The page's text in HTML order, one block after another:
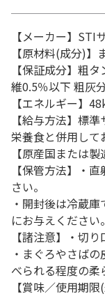
【メーカー】STI
【原材料(成分)
【保証成分】粗
維0.5％以下 粗灰
【エネルギー】
【給与方法】標
栄養食と併用して
【原産国または
【保管方法】・
さい。
・開封後は冷蔵
にお与えください。
【諸注意】・切
・まぐろやさば
べられる程度の柔
【賞味／使用期